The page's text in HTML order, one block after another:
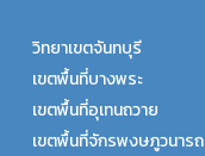
วิทยาเขตจันทบุรี
เขตพื้นที่บางพระ
เขตพื้นที่อุเทนถวาย
เขตพื้นที่จักรพงษภูวนารถ